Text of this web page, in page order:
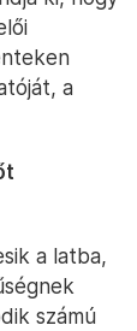
a
a latba,
számú